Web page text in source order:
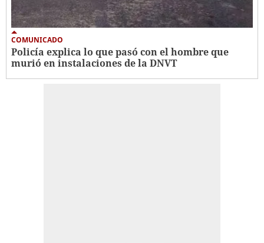
COMUNICADO
Policía explica lo que pasó con el hombre que
murió en instalaciones de la DNVT